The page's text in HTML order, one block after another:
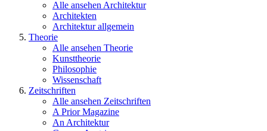
Alle ansehen Architektur
Architekten
Architektur allgemein
Theorie
Alle ansehen Theorie
Kunsttheorie
Philosophie
Wissenschaft
Zeitschriften
Alle ansehen Zeitschriften
A Prior Magazine
An Architektur